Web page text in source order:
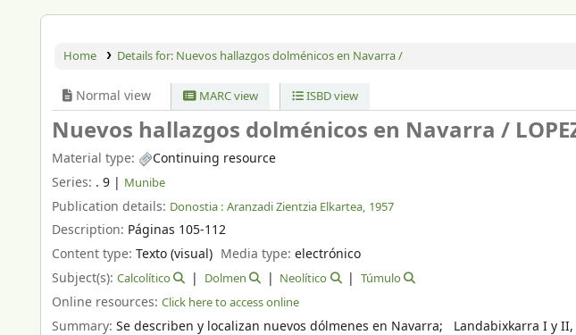
Home Details for: Nuevos hallazgos dolménicos en Navarra /
Normal view MARC view ISBD view
Nuevos hallazgos dolménicos en Navarra /
Material type:
Continuing resource
Series: . 9 | Munibe
Publication details: Donostia : Aranzadi Zientzia Elkartea, 1957
Description: Páginas 105-112
Content type: Texto (visual) Media type:electrónico
Subject(s): Calcolítico Dolmen Neolítico Túmulo
Online resources: Click here to access online
Summary: Se describen y localizan nuevos dólmenes en Navarra; Landabixkarra I y